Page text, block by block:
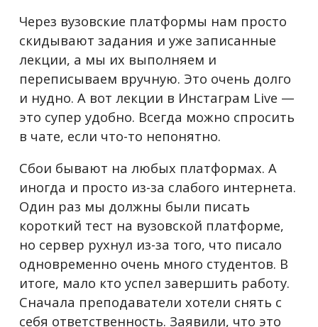
Через вузовские платформы нам просто
скидывают задания и уже записанные
лекции, а мы их выполняем и
переписываем вручную. Это очень долго
и нудно. А вот лекции в Инстаграм Live —
это супер удобно. Всегда можно спросить
в чате, если что-то непонятно.
Сбои бывают на любых платформах. А
иногда и просто из-за слабого интернета.
Один раз мы должны были писать
короткий тест на вузовской платформе,
но сервер рухнул из-за того, что писало
одновременно очень много студентов. В
итоге, мало кто успел завершить работу.
Сначала преподаватели хотели снять с
себя ответственность. Заявили, что это